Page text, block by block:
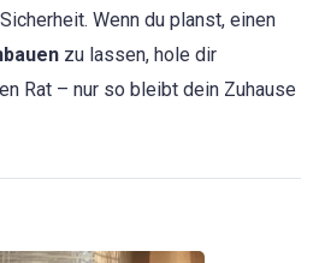
Wenn du planst, einen
zu lassen, hole dir
Rat – nur so bleibt dein Zuhause